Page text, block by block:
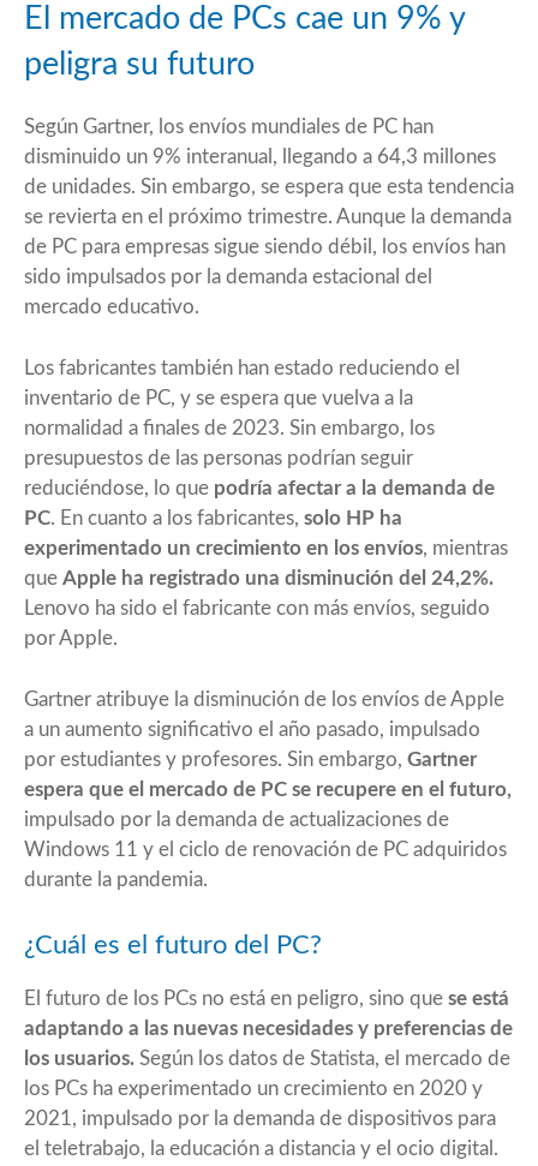
El mercado de PCs cae un 9% y
peligra su futuro
Según Gartner, los envíos mundiales de PC han
disminuido un 9% interanual, llegando a 64,3 millones
de unidades. Sin embargo, se espera que esta tendencia
se revierta en el próximo trimestre. Aunque la demanda
de PC para empresas sigue siendo débil, los envíos han
sido impulsados por la demanda estacional del
mercado educativo.
Los fabricantes también han estado reduciendo el
inventario de PC, y se espera que vuelva a la
normalidad a finales de 2023. Sin embargo, los
presupuestos de las personas podrían seguir
reduciéndose, lo que podría afectar a la demanda de
PC. En cuanto a los fabricantes, solo HP ha
experimentado un crecimiento en los envíos, mientras
que Apple ha registrado una disminución del 24,2%.
Lenovo ha sido el fabricante con más envíos, seguido
por Apple.
Gartner atribuye la disminución de los envíos de Apple
a un aumento significativo el año pasado, impulsado
por estudiantes y profesores. Sin embargo, Gartner
espera que el mercado de PC se recupere en el futuro,
impulsado por la demanda de actualizaciones de
Windows 11 y el ciclo de renovación de PC adquiridos
durante la pandemia.
¿Cuál es el futuro del PC?
El futuro de los PCs no está en peligro, sino que se está
adaptando a las nuevas necesidades y preferencias de
los usuarios. Según los datos de Statista, el mercado de
los PCs ha experimentado un crecimiento en 2020 y
2021, impulsado por la demanda de dispositivos para
el teletrabajo, la educación a distancia y el ocio digital.